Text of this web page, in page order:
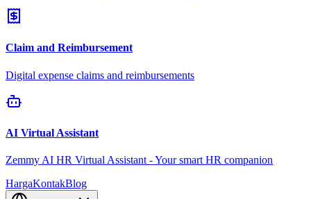
Claim and Reimbursement
Digital expense claims and reimbursements
AI Virtual Assistant
Zemmy AI HR Virtual Assistant - Your smart HR companion
HargaKontakBlog